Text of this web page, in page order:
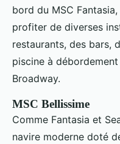
bord du MSC
profiter de diverses
restaurants, des bars,
piscine à
Broadway.
MSC Bellissime
Comme Fantasia et
navire moderne doté